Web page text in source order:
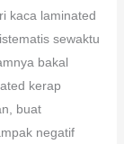
kaca laminated
sewaktu
bakal
kerap
buat
negatif